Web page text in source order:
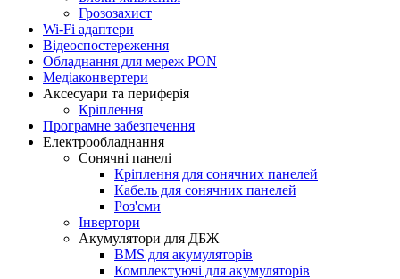
Грозозахист
Wi-Fi адаптери
Відеоспостереження
Обладнання для мереж PON
Медіаконвертери
Аксесуари та периферія
Кріплення
Програмне забезпечення
Електрообладнання
Сонячні панелі
Кріплення для сонячних панелей
Кабель для сонячних панелей
Роз'єми
Інвертори
Акумулятори для ДБЖ
BMS для акумуляторів
Комплектуючі для акумуляторів